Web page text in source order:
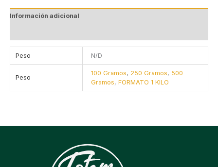
Información adicional
Peso N/D
Peso
100 Gramos, 250 Gramos, 500
Gramos,FORMATO 1 KILO